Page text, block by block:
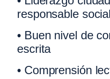
responsable
• Buen nivel de
escrita
• Comprensión